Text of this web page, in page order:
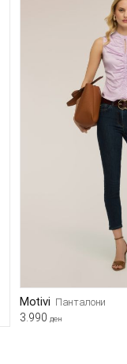
Motivi Панталони
3.990 ден